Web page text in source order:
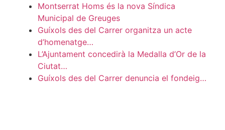
Montserrat Homs és la nova Síndica
Municipal de Greuges
Guíxols des del Carrer organitza un acte
d’homenatge…
L’Ajuntament concedirà la Medalla d’Or de la
Ciutat…
Guíxols des del Carrer denuncia el fondeig…